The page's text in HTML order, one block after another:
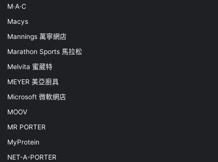
M·A·C
Macys
Mannings 萬寧網店
Marathon Sports 馬拉松
Melvita 蜜葳特
MEYER 美亞廚具
Microsoft 微軟網店
MOOV
MR PORTER
MyProtein
NET-A-PORTER